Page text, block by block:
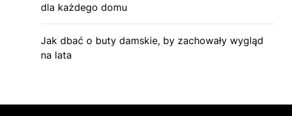
dla każdego domu
Jak dbać o buty damskie, by zachowały wygląd
na lata